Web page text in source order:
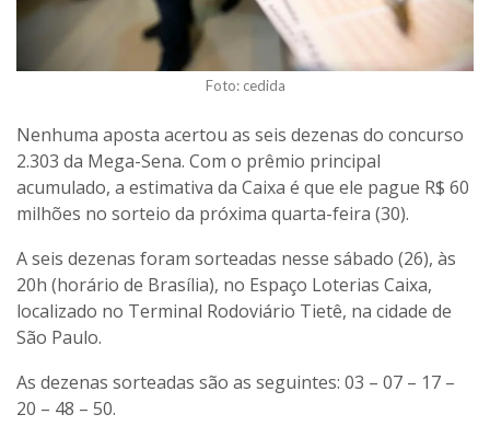
Foto: cedida
Nenhuma aposta acertou as seis dezenas do concurso
2.303 da Mega-Sena. Com o prêmio principal
acumulado, a estimativa da Caixa é que ele pague R$ 60
milhões no sorteio da próxima quarta-feira (30).
A seis dezenas foram sorteadas nesse sábado (26), às
20h (horário de Brasília), no Espaço Loterias Caixa,
localizado no Terminal Rodoviário Tietê, na cidade de
São Paulo.
As dezenas sorteadas são as seguintes: 03 – 07 – 17 –
20 – 48 – 50.